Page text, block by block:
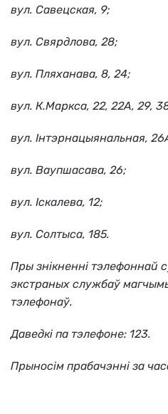
вул. Савецская, 9;
вул. Свярдлова, 28;
вул. Пляханава, 8, 24;
вул. К.Маркса, 22, 22А, 29,
вул. Iнтэрнацыянальная,
вул. Ваупшасава, 26;
вул. Iскалева, 12;
вул. Солтыса, 185.
Пры знікненні тэлефоннай
экстраных службаў
тэлефонаў.
Даведкі па тэлефоне: 123.
Прыносім прабачэнні за